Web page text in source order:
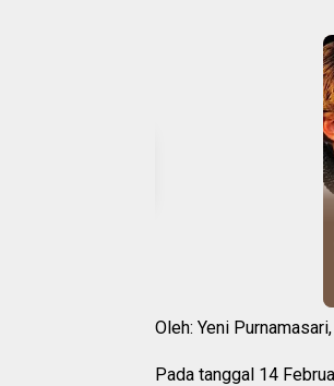
Oleh: Yeni
Pada tanggal 14